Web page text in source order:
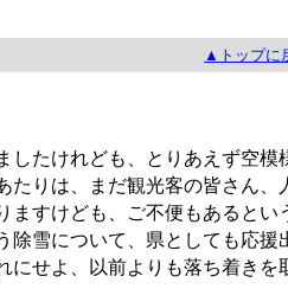
▲トップに
たけれども、とりあえず空模
たりは、まだ観光客の皆さん、
ますけども、ご不便もあるとい
除雪について、県としても応援
にせよ、以前よりも落ち着きを